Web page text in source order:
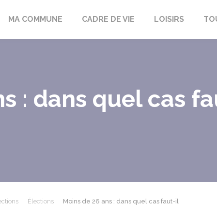
la-Fôret
MA COMMUNE CADRE DE VIE LOISIRS
: dans quel cas
Élections
Moins de 26 ans : dans quel cas faut-il